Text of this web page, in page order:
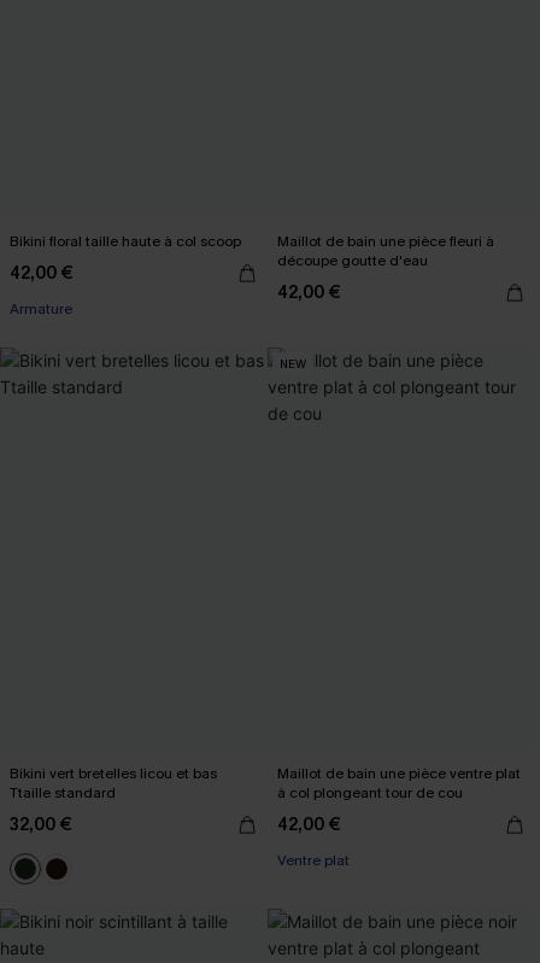
Bikini floral taille haute à col scoop
42,00 €
Armature
Maillot de bain une pièce fleuri à
découpe goutte d'eau
42,00 €
Bikini vert bretelles licou et bas
Ttaille standard
32,00 €
NEW
Maillot de bain une pièce ventre plat
à col plongeant tour de cou
42,00 €
Ventre plat